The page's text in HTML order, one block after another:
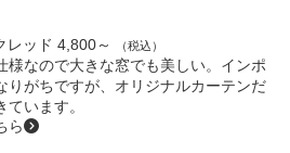
レッド 4,800～ （税込）
様なので大きな窓でも美しい。インポ
りがちですが、オリジナルカーテンだ
います。
ら